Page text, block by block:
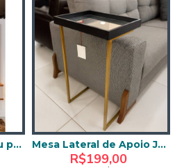
Home Suspenso Egeu para Tvs até 65" - Off White Matte / Freijó Mesa Lateral de Apoio JB 4774 c/ Espelho e Pé De Aço - Preto/Dourado
R$199,00